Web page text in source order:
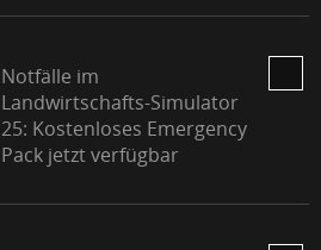
Notfälle im
Landwirtschafts-Simulator
25: Kostenloses Emergency
Pack jetzt verfügbar